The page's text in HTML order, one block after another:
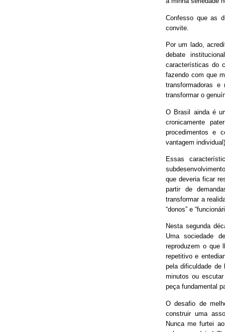
Confesso que as
convite.
Por um lado,
debate
características do
fazendo com que
transformadoras
transformar o
O Brasil ainda é
cronicamente
procedimentos e
vantagem
Essas
que deveria ficar
partir de
transformar a
“donos” e
Nesta segunda
Uma sociedade
reproduzem o que
repetitivo e
pela dificuldade
minutos ou
peça fundamental
O desafio de
construir uma
Nunca me furtei